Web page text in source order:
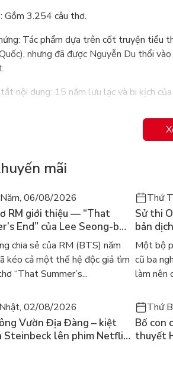
Gồm 3.254 câu thơ.
Tác phẩm dựa trên cốt truyện tiểu
nhưng đã được Nguyễn Du thổi
nội dung: 15 năm lưu lạc và bi kịch
xoay quanh cuộc đời của Thúy Kiều
đình và có mối tình đẹp đẽ với Kim
lưu lạc, Kiều bị đẩy vào cảnh "thanh
dối bởi Mã Giám Sinh, Sở Khanh, Bạc
cảnh ghen tuông tàn nhẫn của Hoạn
gắn kết với anh hùng Từ Hải, nhưng
xuống sông Tiền Đường tự vẫn.
nhờ sự cứu giúp của sư Giác Duyên,
thường.
mãi
06/08/2026
RM giới thiệu — “That
End” của Lee Seong-bok
tiếng Anh sau 4 năm
chia sẻ của RM (BTS) năm
kéo cả một thế hệ độc giả tìm
“That Summer’s...
Thứ
Sử thi
bản
học
Một bộ
cũ ba
làm nên
02/08/2026
Vườn Địa Đàng – kiệt
Steinbeck lên phim Netflix
Thứ
Bố con
thuyết